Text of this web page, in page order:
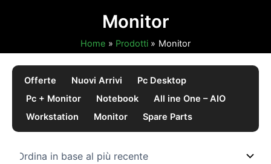
Monitor
Home Prodotti Monitor
Offerte Nuovi Arrivi
Pc Desktop
Pc + Monitor
Notebook
All ine One – AIO
Workstation
Monitor Spare Parts